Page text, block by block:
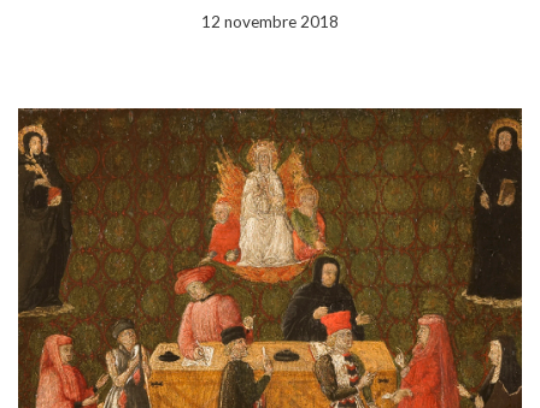
12 novembre 2018